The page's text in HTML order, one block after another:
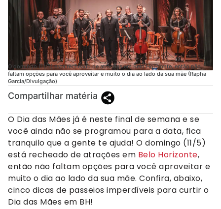
O domingo (11/5) está recheado de atrações em Belo Horizonte, então não
faltam opções para você aproveitar e muito o dia ao lado da sua mãe (Rapha
Garcia/Divulgação)
Compartilhar matéria
O Dia das Mães já é neste final de semana e se
você ainda não se programou para a data, fica
tranquilo que a gente te ajuda! O domingo (11/5)
está recheado de atrações em Belo Horizonte,
então não faltam opções para você aproveitar e
muito o dia ao lado da sua mãe. Confira, abaixo,
cinco dicas de passeios imperdíveis para curtir o
Dia das Mães em BH!